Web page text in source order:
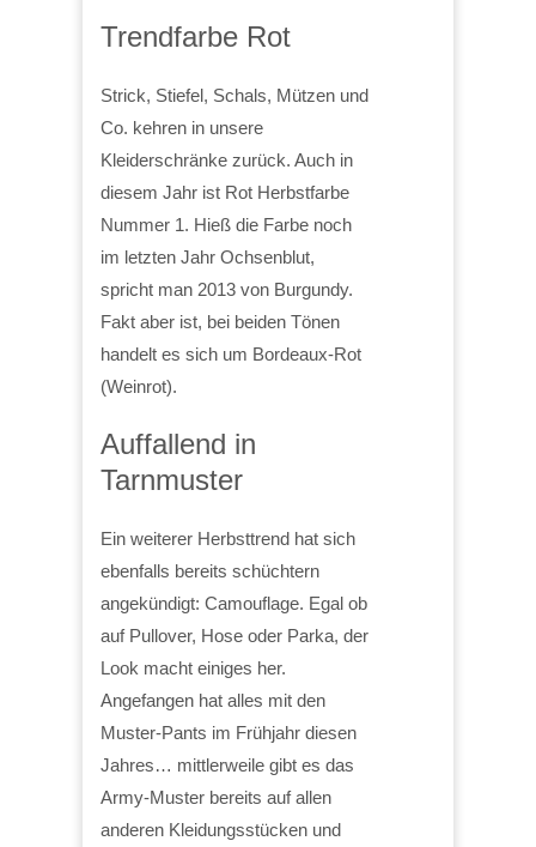
Trendfarbe Rot
Strick, Stiefel, Schals, Mützen und
Co. kehren in unsere
Kleiderschränke zurück. Auch in
diesem Jahr ist Rot Herbstfarbe
Nummer 1. Hieß die Farbe noch
im letzten Jahr Ochsenblut,
spricht man 2013 von Burgundy.
Fakt aber ist, bei beiden Tönen
handelt es sich um Bordeaux-Rot
(Weinrot).
Auffallend in
Tarnmuster
Ein weiterer Herbsttrend hat sich
ebenfalls bereits schüchtern
angekündigt: Camouflage. Egal ob
auf Pullover, Hose oder Parka, der
Look macht einiges her.
Angefangen hat alles mit den
Muster-Pants im Frühjahr diesen
Jahres… mittlerweile gibt es das
Army-Muster bereits auf allen
anderen Kleidungsstücken und